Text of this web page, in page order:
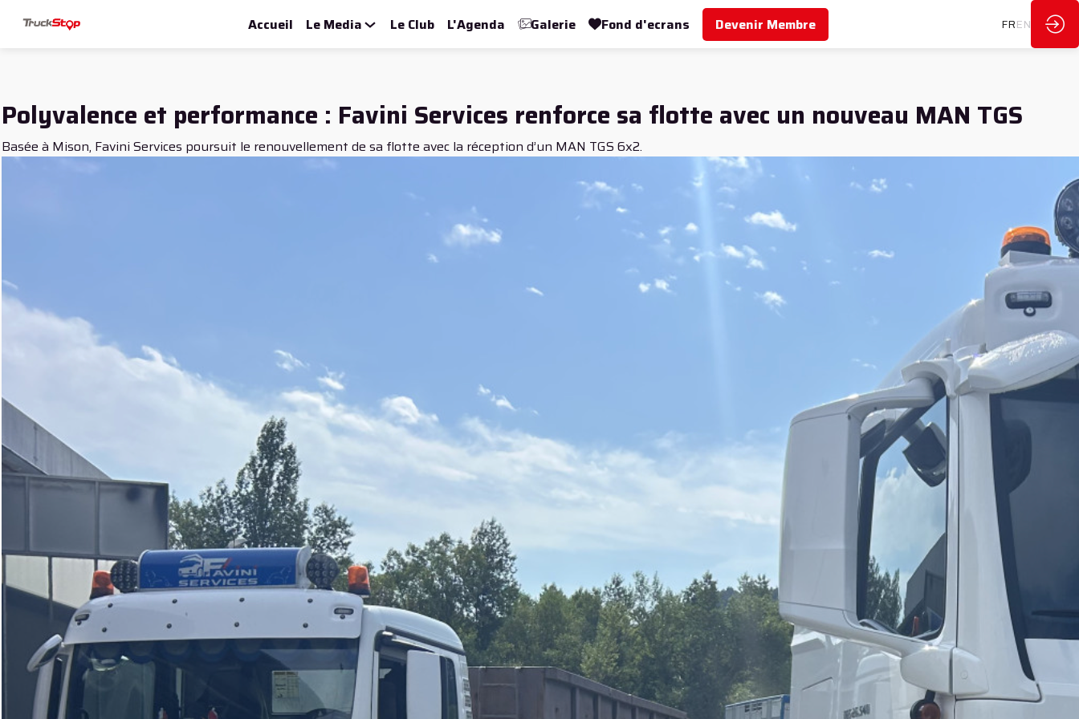
Accueil Le Media Le Club L'Agenda Galerie Fond d'ecrans Devenir Membre FREN
Polyvalence et performance : Favini Services renforce sa flotte avec un nouveau MAN TGS
Basée à Mison, Favini Services poursuit le renouvellement de sa flotte avec la réception d’un MAN TGS 6x2.